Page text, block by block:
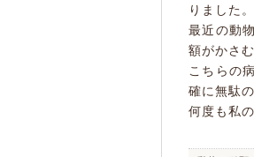
りました。
最近の動
額がかさ
こちらの
確に無駄
何度も私